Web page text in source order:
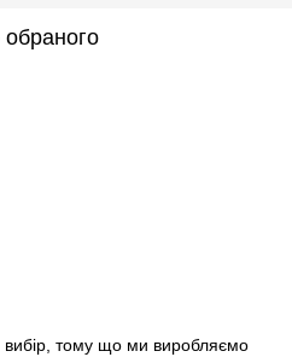
тому що ми виробляємо